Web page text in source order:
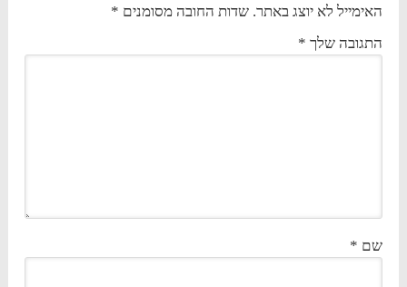
האימייל לא יוצג באתר. שדות החובה מסומנים *
התגובה שלך *
שם *